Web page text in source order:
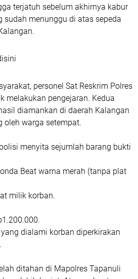
terjatuh sebelum akhirnya kabur
sudah menunggu di atas sepeda
personel Sat Reskrim Polres
melakukan pengejaran. Kedua
diamankan di daerah Kalangan
oleh warga setempat.
menyita sejumlah barang bukti
Beat warna merah (tanpa plat
milik korban.
dialami korban diperkirakan
ditahan di Mapolres Tapanuli